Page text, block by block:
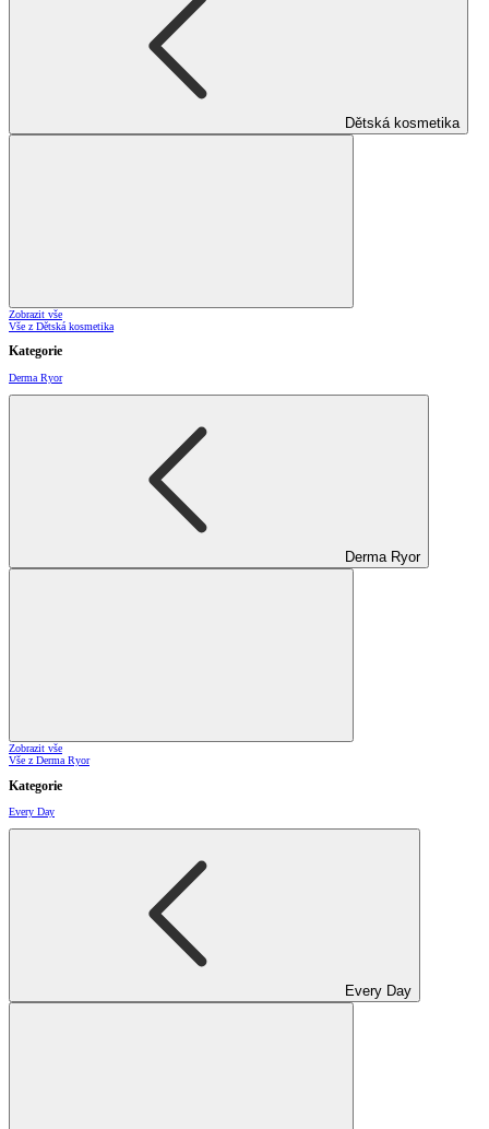
Dětská kosmetika
Zobrazit vše
Vše z Dětská kosmetika
Kategorie
Derma Ryor
Derma Ryor
Zobrazit vše
Vše z Derma Ryor
Kategorie
Every Day
Every Day